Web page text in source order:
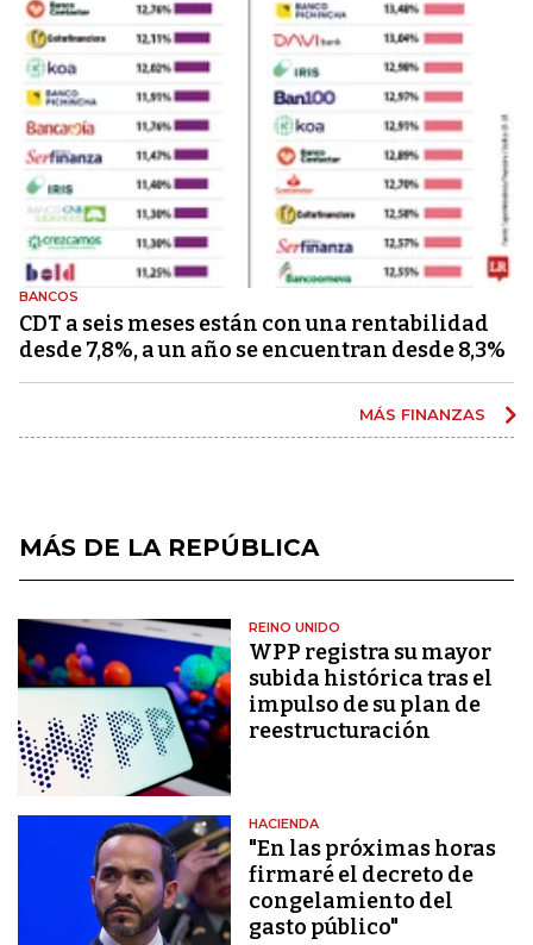
BANCOS
CDT a seis meses están con una rentabilidad
desde 7,8%, a un año se encuentran desde 8,3%
MÁS FINANZAS
MÁS DE LA REPÚBLICA
REINO UNIDO
WPP registra su mayor
subida histórica tras el
impulso de su plan de
reestructuración
HACIENDA
"En las próximas horas
firmaré el decreto de
congelamiento del
gasto público"